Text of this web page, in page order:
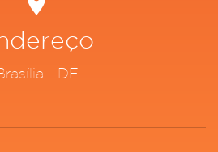
- DF